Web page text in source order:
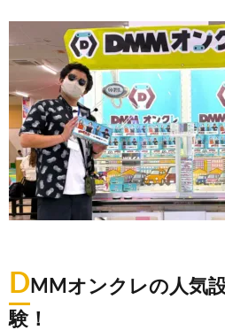
D MMオンクレの人気
験！